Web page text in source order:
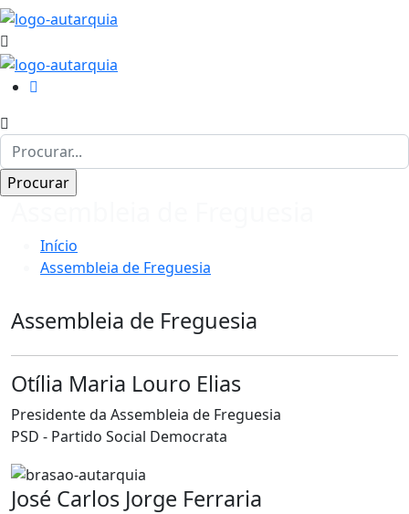
Início
Assembleia de Freguesia
Assembleia de Freguesia
Otília Maria Louro Elias
Presidente da Assembleia de Freguesia
PSD - Partido Social Democrata
José Carlos Jorge Ferraria